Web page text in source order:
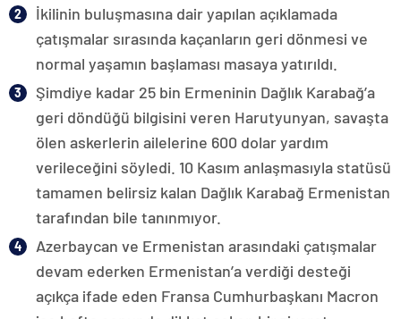
İkilinin buluşmasına dair yapılan açıklamada
çatışmalar sırasında kaçanların geri dönmesi ve
normal yaşamın başlaması masaya yatırıldı.
Şimdiye kadar 25 bin Ermeninin Dağlık Karabağ’a
geri döndüğü bilgisini veren Harutyunyan, savaşta
ölen askerlerin ailelerine 600 dolar yardım
verileceğini söyledi. 10 Kasım anlaşmasıyla statüsü
tamamen belirsiz kalan Dağlık Karabağ Ermenistan
tarafından bile tanınmıyor.
Azerbaycan ve Ermenistan arasındaki çatışmalar
devam ederken Ermenistan’a verdiği desteği
açıkça ifade eden Fransa Cumhurbaşkanı Macron